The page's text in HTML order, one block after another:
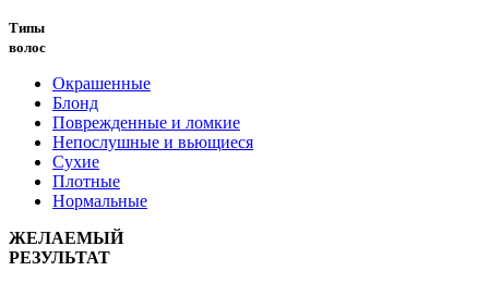
Типы
волос
Окрашенные
Блонд
Поврежденные и ломкие
Непослушные и вьющиеся
Сухие
Плотные
Нормальные
ЖЕЛАЕМЫЙ
РЕЗУЛЬТАТ